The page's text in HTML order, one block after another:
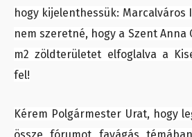
hogy kijelenthessük: Marcalváros
nem szeretné, hogy a Szent Anna
m2 zöldterületet elfoglalva a
fel!
Kérem Polgármester Urat, hogy